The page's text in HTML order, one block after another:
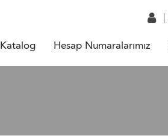
Katalog Hesap Numaralarımız